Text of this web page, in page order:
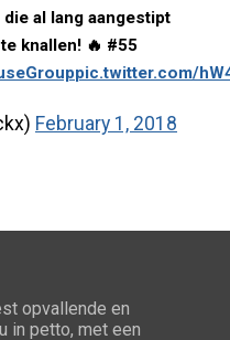
al lang aangestipt
knallen! 🔥 #55
pic.twitter.com/
February 1, 2018
opvallende en
in petto, met een